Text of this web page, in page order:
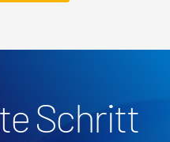
Schritt